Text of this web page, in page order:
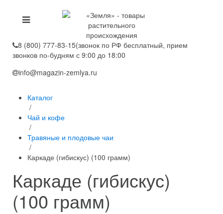
8 (800) 777-83-15(звонок по РФ бесплатный, прием
звонков по-будням с 9:00 до 18:00
info@magazin-zemlya.ru
Каталог
/
Чай и кофе
/
Травяные и плодовые чаи
/
Каркаде (гибискус) (100 грамм)
Каркаде (гибискус)
(100 грамм)